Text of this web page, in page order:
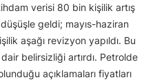
verisi 80 bin kişilik artış
geldi; mayıs-haziran
aşağı revizyon yapıldı. Bu
belirsizliği artırdı. Petrolde
açıklamaları fiyatları